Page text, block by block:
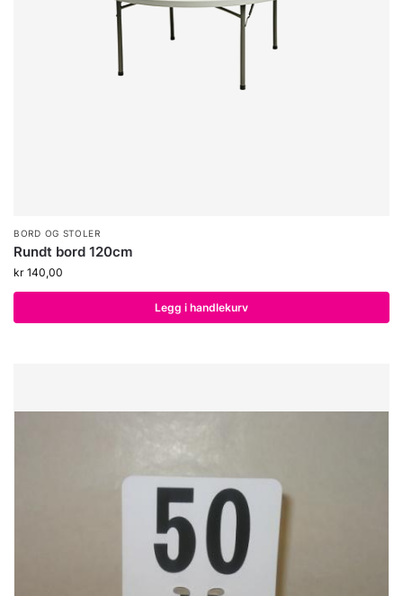
BORD OG STOLER
Rundt bord 120cm
kr 140,00
Legg i handlekurv